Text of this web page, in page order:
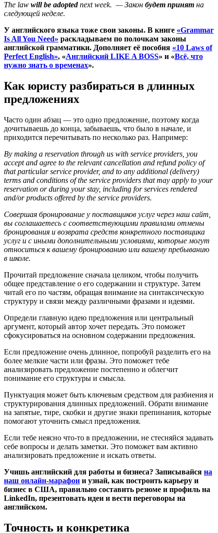
The law will be adoptednext week. — Закон будет принят на
следующей неделе.
У английского языка тоже свои законы. В книге «Grammar
Is All You Need» раскладываем по полочкам законы
английской грамматики. Дополняет её пособия «10 Laws of
Perfect English», «Английский LIKE A BOSS» и «Всё, что
нужно знать о временах».
Как юристу разбираться в длинных
предложениях
Часто один абзац — это одно предложение, поэтому когда
дочитываешь до конца, забываешь, что было в начале, и
приходится перечитывать по несколько раз. Например:
By making a reservation through us with service providers, you
accept and agree to the relevant cancellation and refund policy of
that particular service provider, and to any additional (delivery)
terms and conditions of the service providers that may apply to your
reservation or during your stay, including for services rendered
and/or products offered by the service providers.
Совершая бронирование у поставщиков услуг через наш сайт,
вы соглашаетесь с соответствующими правилами отмены
бронирования и возврата средств конкретного поставщика
услуг и с иными дополнительными условиями, которые могут
относиться к вашему бронированию или вашему пребыванию
в школе.
Прочитай предложение сначала целиком, чтобы получить
общее представление о его содержании и структуре. Затем
читай его по частям, обращая внимание на синтаксическую
структуру и связи между различными фразами и идеями.
Определи главную идею предложения или центральный
аргумент, который автор хочет передать. Это поможет
сфокусироваться на основном содержании предложения.
Если предложение очень длинное, попробуй разделить его на
более мелкие части или фразы. Это поможет тебе
анализировать предложение постепенно и облегчит
понимание его структуры и смысла.
Пунктуация может быть ключевым средством для разбиения и
структурирования длинных предложений. Обрати внимание
на запятые, тире, скобки и другие знаки препинания, которые
помогают уточнить смысл предложения.
Если тебе неясно что-то в предложении, не стесняйся задавать
себе вопросы и делать заметки. Это поможет вам активно
анализировать предложение и искать ответы.
Учишь английский для работы и бизнеса? Записывайся на
наш онлайн-марафон и узнай, как построить карьеру и
бизнес в США, правильно составить резюме и профиль на
LinkedIn, презентовать идеи и вести переговоры на
английском.
Точность и конкретика